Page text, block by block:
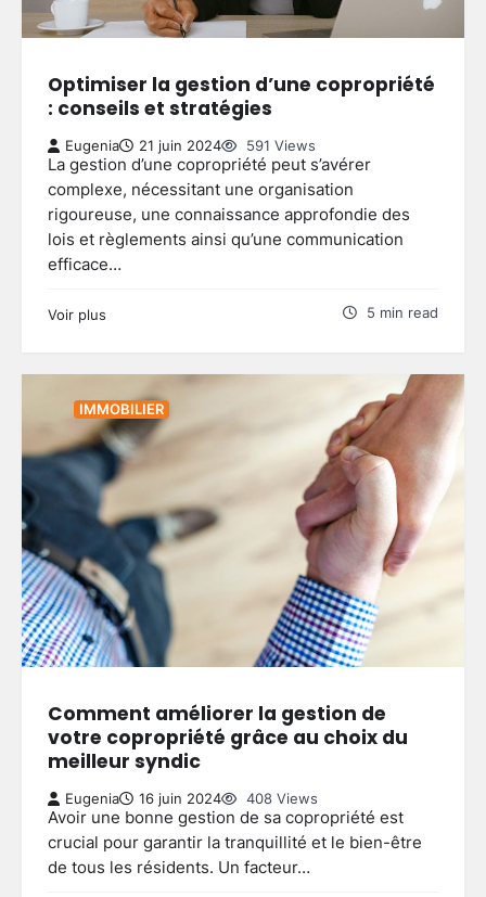
Optimiser la gestion d’une copropriété
: conseils et stratégies
Eugenia 21 juin 2024 591 Views
La gestion d’une copropriété peut s’avérer
complexe, nécessitant une organisation
rigoureuse, une connaissance approfondie des
lois et règlements ainsi qu’une communication
efficace…
Voir plus 5 min read
IMMOBILIER
Comment améliorer la gestion de
votre copropriété grâce au choix du
meilleur syndic
Eugenia 16 juin 2024 408 Views
Avoir une bonne gestion de sa copropriété est
crucial pour garantir la tranquillité et le bien-être
de tous les résidents. Un facteur…